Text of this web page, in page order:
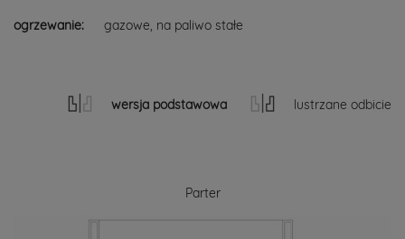
ogrzewanie: gazowe, na paliwo stałe
wersja podstawowa lustrzane odbicie
Parter